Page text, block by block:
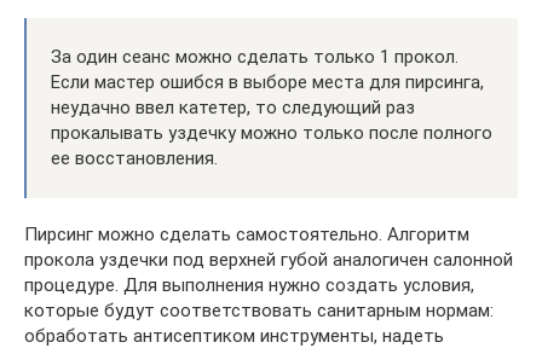
За один сеанс можно сделать только 1 прокол.
Если мастер ошибся в выборе места для пирсинга,
неудачно ввел катетер, то следующий раз
прокалывать уздечку можно только после полного
ее восстановления.
Пирсинг можно сделать самостоятельно. Алгоритм
прокола уздечки под верхней губой аналогичен салонной
процедуре. Для выполнения нужно создать условия,
которые будут соответствовать санитарным нормам:
обработать антисептиком инструменты, надеть